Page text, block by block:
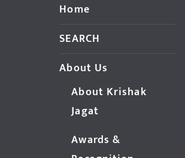
Home
SEARCH
About Us
About Krishak
Jagat
Awards &